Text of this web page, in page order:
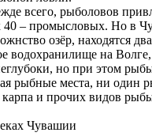
всего, рыболовов
– промысловых. Но в
озёр, находятся
водохранилище на
но при этом
рыбные места, ни один
и прочих видов
Чувашии